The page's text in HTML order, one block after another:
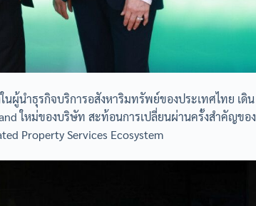
ผู้นำธุรกิจบริการอสังหาริมทรัพย์ของประเทศไทย เดิน
ใหม่ของบริษัท สะท้อนการเปลี่ยนผ่านครั้งสำคัญของ
Property Services Ecosystem